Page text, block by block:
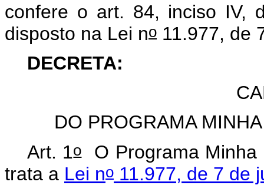
confere o art. 84, inciso IV,
disposto na Lei no 11.977, de
DECRETA:
DO PROGRAMA
Art. 1oO Programa Minha
trata a Lei no 11.977, de 7 de